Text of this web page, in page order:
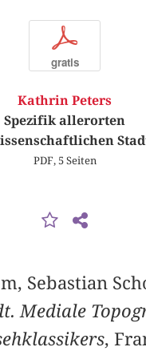
p
gratis
Kathrin Peters
Spezifik allerorten
PDF, 5 Seiten
Sebastian
Mediale
,